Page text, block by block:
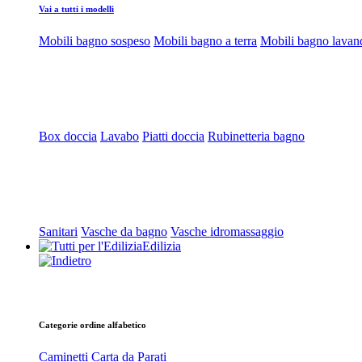
Vai a tutti i modelli
Mobili bagno sospeso Mobili bagno a terra Mobili bagno
Box doccia Lavabo Piatti doccia Rubinetteria bagno
Sanitari Vasche da bagno Vasche idromassaggio
Edilizia
Categorie ordine alfabetico
Caminetti Carta da Parati